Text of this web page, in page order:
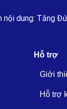
nội dung: Tăng
Hỗ trợ
Giới
Hỗ trợ